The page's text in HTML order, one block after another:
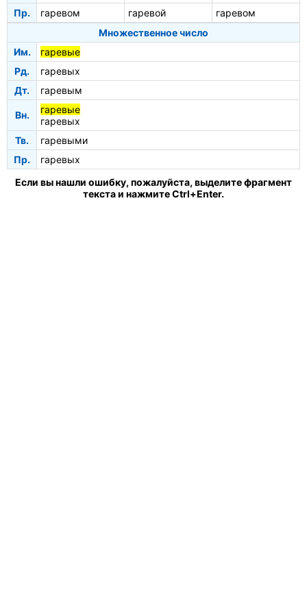
Пр. гаревом гаревой
гаревом
Множественное число
Им.
гаревые
Рд.
гаревых
Дт.
гаревым
Вн.
гаревые
гаревых
Тв.
гаревыми
Пр.
гаревых
Если вы нашли ошибку, пожалуйста, выделите фрагмент
текста и нажмите Ctrl+Enter.